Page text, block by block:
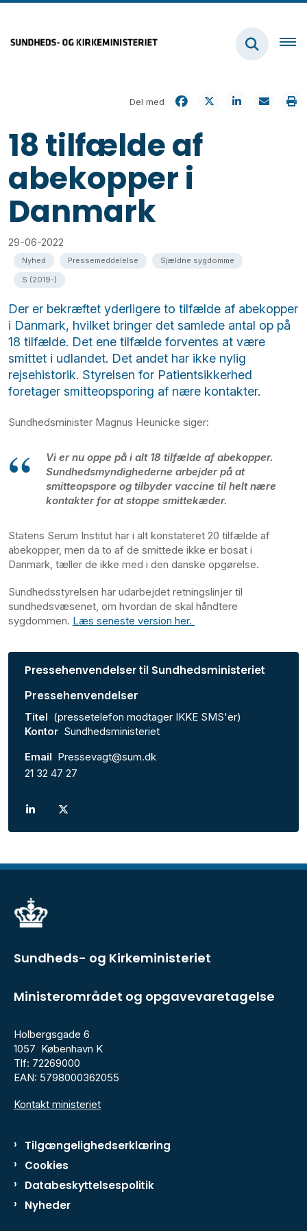
Del med
18 tilfælde af
abekopper i
Danmark
29-06-2022
Nyhed Pressemeddelelse
Sjældne sygdomme
S (2019-)
Der er bekræftet yderligere to tilfælde af abekopper
i Danmark, hvilket bringer det samlede antal op på
18 tilfælde. Det ene tilfælde forventes at være
smittet i udlandet. Det andet har ikke nylig
rejsehistorik. Styrelsen for Patientsikkerhed
foretager smitteopsporing af nære kontakter.
Sundhedsminister Magnus Heunicke siger:
Vi er nu oppe på i alt 18 tilfælde af abekopper.
Sundhedsmyndighederne arbejder på at
smitteopspore og tilbyder vaccine til helt nære
kontakter for at stoppe smittekæder.
Statens Serum Institut har i alt konstateret 20 tilfælde af
abekopper, men da to af de smittede ikke er bosat i
Danmark, tæller de ikke med i den danske opgørelse.
Sundhedsstyrelsen har udarbejdet retningslinjer til
sundhedsvæsenet, om hvordan de skal håndtere
sygdommen. Læs seneste version her.
Pressehenvendelser til Sundhedsministeriet
Pressehenvendelser
Titel (pressetelefon modtager IKKE SMS'er)
Kontor Sundhedsministeriet
Email Pressevagt@sum.dk
21 32 47 27
Sundheds- og Kirkeministeriet
Ministerområdet og opgavevaretagelse
Holbergsgade 6
1057 København K
Tlf: 72269000
EAN: 5798000362055
Kontakt ministeriet
Tilgængelighedserklæring
Cookies
Databeskyttelsespolitik
Nyheder